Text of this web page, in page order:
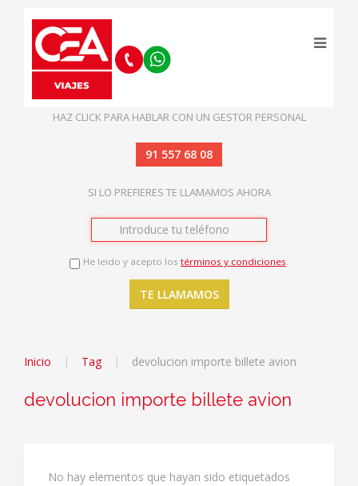
HAZ CLICK PARA HABLAR CON UN GESTOR PERSONAL
91 557 68 08
SI LO PREFIERES TE LLAMAMOS AHORA
He leido y acepto los términos y condiciones.
Inicio Tag devolucion importe billete avion
devolucion importe billete avion
No hay elementos que hayan sido etiquetados